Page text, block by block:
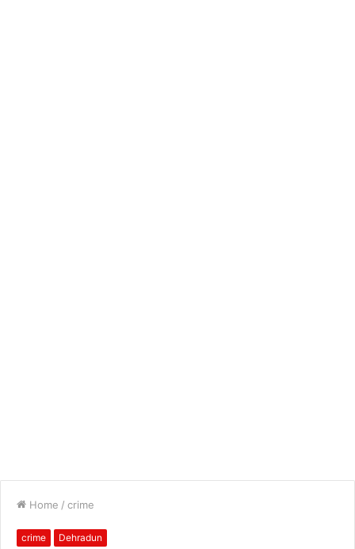
Home / crime
crime Dehradun